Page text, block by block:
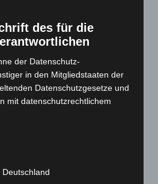
des für die
der Datenschutz-
in den Mitgliedstaaten der
Datenschutzgesetze und
mit datenschutzrechtlichem